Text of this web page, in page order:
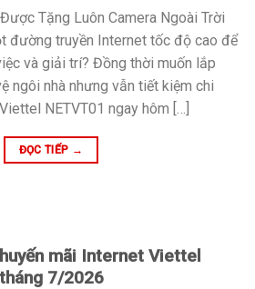
Tặng Luôn Camera Ngoài Trời
đường truyền Internet tốc độ cao để
và giải trí? Đồng thời muốn lắp
ngôi nhà nhưng vẫn tiết kiệm chi
NETVT01 ngay hôm […]
ĐỌC TIẾP →
mãi Internet Viettel
tháng 7/2026